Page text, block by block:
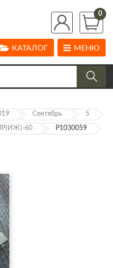
0
МЕНЮ
КАТАЛОГ
Сентябрь 5
60 P1030059